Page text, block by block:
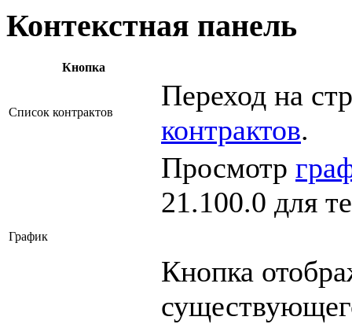
Контекстная панель
Кнопка
Список контрактов
Переход на
контрактов.
График
Просмотр
21.100.0 для
Кнопка